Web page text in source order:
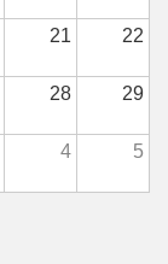
21 22
28 29
4 5